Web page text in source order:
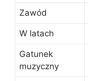
Zawód
W latach
Gatunek
muzyczny